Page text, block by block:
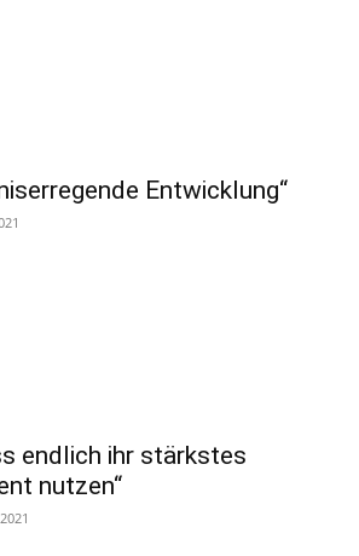
Entwicklung“
endlich ihr stärkstes
nutzen“